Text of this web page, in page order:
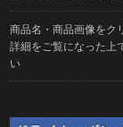
商品名・商品画像をク
詳細をご覧になった上
い